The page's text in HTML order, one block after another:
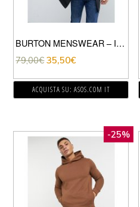
BURTON MENSWEAR – IMPERMEABILE NERO
79,00€ 35,50€
ACQUISTA SU: ASOS.COM IT
-25%